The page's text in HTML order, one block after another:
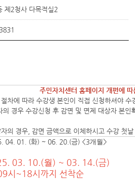
제2청사 다목적실2
주민자치센터 홈페이지 개편에 따
차에 따라 수강생 본인이 직접 신청하셔야 수
경우 수강신청 후 감면 및 면제 대상자 본인
의 경우, 감면 금액으로 이체하시고 수강 첫
04. 01. (화) ~ 06. 20.(금) <3개월>
03. 10.(월 ) ~ 03. 14.(금)
시~18시까지 선착순